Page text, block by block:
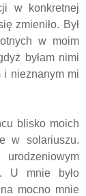
w konkretnej
zmieniło. Był
w moim
byłam nimi
i nieznanym mi
blisko moich
w solariuszu.
urodzeniowym
U mnie było
mocno mnie